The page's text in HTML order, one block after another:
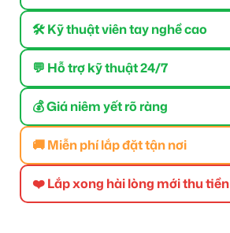
🛠 Kỹ thuật viên tay nghề cao
💬 Hỗ trợ kỹ thuật 24/7
💰 Giá niêm yết rõ ràng
🚚 Miễn phí lắp đặt tận nơi
❤️ Lắp xong hài lòng mới thu tiền